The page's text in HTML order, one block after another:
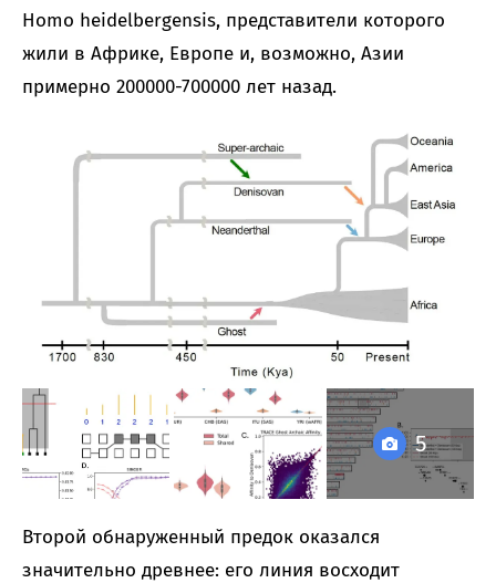
Homo heidelbergensis, представители которого
жили в Африке, Европе и, возможно, Азии
примерно 200000-700000 лет назад.
5
Второй обнаруженный предок оказался
значительно древнее: его линия восходит